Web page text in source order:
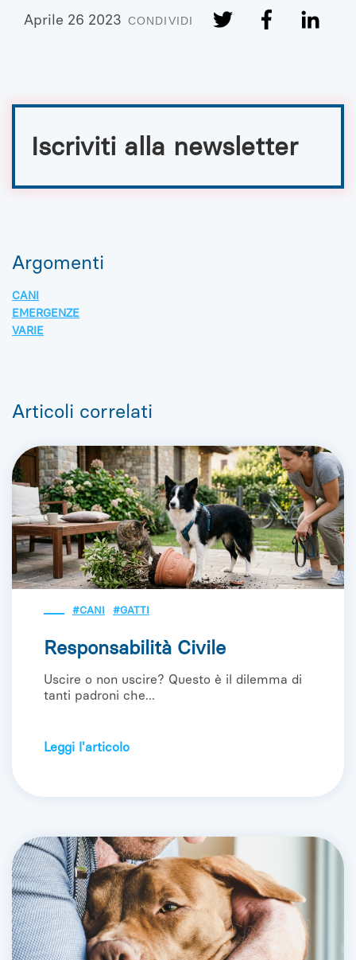
Aprile 26 2023 CONDIVIDI
Iscriviti alla newsletter
Argomenti
CANI
EMERGENZE
VARIE
Articoli correlati
#CANI #GATTI
Responsabilità Civile
Uscire o non uscire? Questo è il dilemma di
tanti padroni che...
Leggi l'articolo